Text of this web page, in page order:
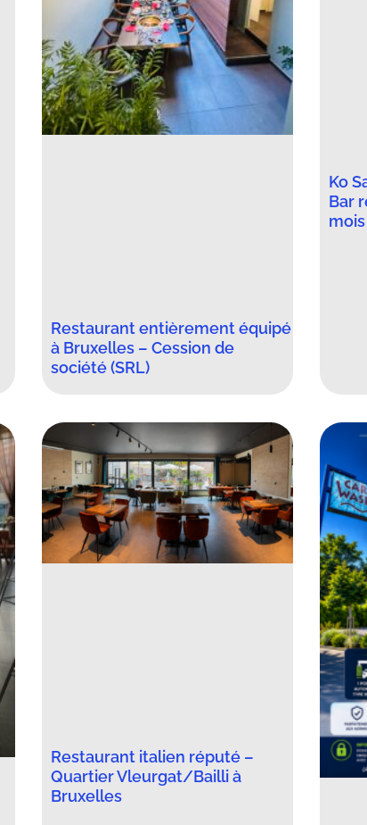
Restaurant entièrement équipé
à Bruxelles – Cession de
société (SRL)
Ko
Bar
Restaurant italien réputé –
Quartier Vleurgat/Bailli à
Bruxelles